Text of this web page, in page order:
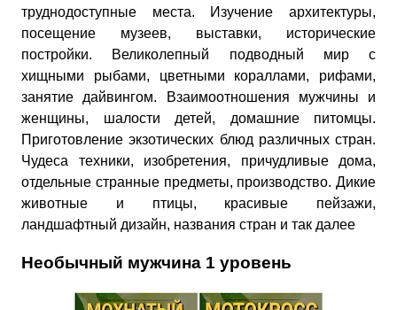
труднодоступные места. Изучение архитектуры,
посещение музеев, выставки, исторические
постройки. Великолепный подводный мир с
хищными рыбами, цветными кораллами, рифами,
занятие дайвингом. Взаимоотношения мужчины и
женщины, шалости детей, домашние питомцы.
Приготовление экзотических блюд различных стран.
Чудеса техники, изобретения, причудливые дома,
отдельные странные предметы, производство. Дикие
животные и птицы, красивые пейзажи,
ландшафтный дизайн, названия стран и так далее
Необычный мужчина 1 уровень